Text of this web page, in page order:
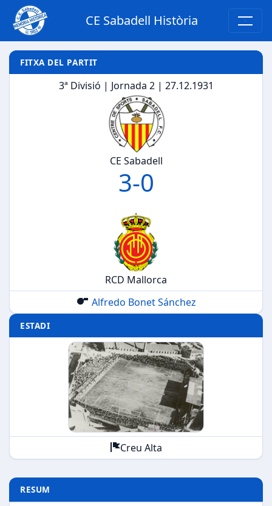
CE Sabadell Història
FITXA DEL PARTIT
3ª Divisió | Jornada 2 | 27.12.1931
CE Sabadell
3-0
RCD Mallorca
Alfredo Bonet Sánchez
ESTADI
Creu Alta
RESUM